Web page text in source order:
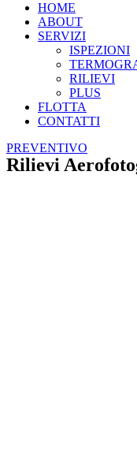
HOME
ABOUT
SERVIZI
ISPEZIONI
RILIEVI
PLUS
FLOTTA
CONTATTI
PREVENTIVO
Rilievi